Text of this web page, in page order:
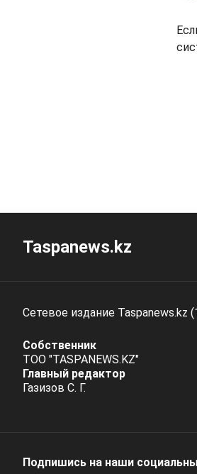
Taspanews.kz
Сетевое издание Taspanews.kz
Собственник
ТОО "TASPANEWS.KZ"
Главный редактор
Газизов С. Г.
Подпишись на наши